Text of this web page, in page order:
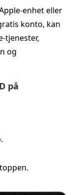
eller
konto, kan
og
på